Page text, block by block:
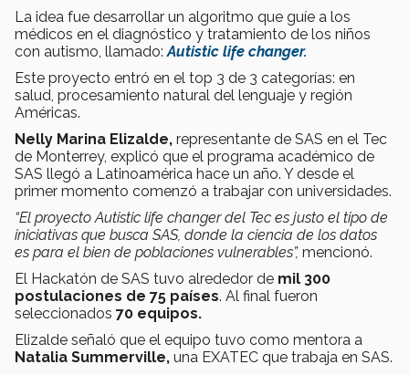
La idea fue desarrollar un algoritmo que guíe a los
médicos en el diagnóstico y tratamiento de los niños
con autismo, llamado: Autistic life changer.
Este proyecto entró en el top 3 de 3 categorías: en
salud, procesamiento natural del lenguaje y región
Américas.
Nelly Marina Elizalde, representante de SAS en el Tec
de Monterrey, explicó que el programa académico de
SAS llegó a Latinoamérica hace un año. Y desde el
primer momento comenzó a trabajar con universidades.
“El proyecto Autistic life changer del Tec es justo el tipo de
iniciativas que busca SAS, donde la ciencia de los datos
es para el bien de poblaciones vulnerables”, mencionó.
El Hackatón de SAS tuvo alrededor de mil 300
postulaciones de 75 países. Al final fueron
seleccionados 70 equipos.
Elizalde señaló que el equipo tuvo como mentora a
Natalia Summerville, una EXATEC que trabaja en SAS.